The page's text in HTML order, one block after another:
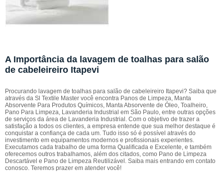
A Importância da lavagem de toalhas para salão
de cabeleireiro Itapevi
Procurando lavagem de toalhas para salão de cabeleireiro Itapevi? Saiba que
através da Sl Textile Master você encontra Panos de Limpeza, Manta
Absorvente Para Produtos Químicos, Manta Absorvente de Óleo, Toalheiro,
Pano Para Limpeza, Lavanderia Industrial em São Paulo, entre outras opções
de serviços da área de Lavanderia Industrial. Com o objetivo de trazer a
satisfação a todos os clientes, a empresa entende que sua melhor destaque é
conquistar a confiança de cada um. Tudo isso só é possível através do
investimento em equipamentos modernos e profissionais experientes.
Executamos cada trabalho de uma forma Qualificada e Excelente, e também
oferecemos outros trabalhamos, além dos citados, como Pano de Limpeza
Descartável e Pano de Limpeza Reutilizável. Saiba mais entrando em contato
conosco. Teremos prazer em atender você!